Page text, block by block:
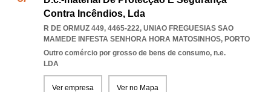
Contra Incêndios, Lda
R DE ORMUZ 449, 4465-222, UNIAO FREGUESIAS SAO
MAMEDE INFESTA SENHORA HORA MATOSINHOS, PORTO
Outro comércio por grosso de bens de consumo, n.e.
LDA
Ver empresa Ver no Mapa